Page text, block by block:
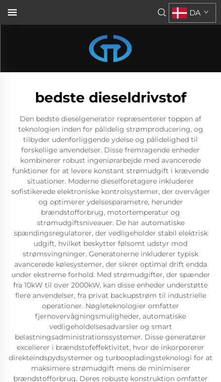
DA
bedste dieseldrivstof
Den bedste dieselgenerator repræsenterer toppen af
teknologien inden for pålidelig strømproducering, og
tilbyder udenforliggende ydelse og pålidelighed til
forskellige anvendelser. Disse fremragende enheder
kombinerer robust ingeniørarbejde med avancerede
funktioner for at levere konstant strømudgift i krævende
situationer. Moderne dieselforetagere inkluderer
sofistikerede elektroniske kontrolsystemer, der overvåger
og optimerer ydelsesparametre, herunder
brændstofforbrug, motortemperatur og
strømudgiftsniveauer. De har automatiske
spændingsregulatorer, der vedligeholder stabil elektrisk
udgift, hvilket beskytter følsomt udstyr mod
strømsvingninger. Generatorerne inkluderer typisk
avancerede kølesystemer, der sikrer optimal drift endda
under ekstreme forhold. Med strømudgifter, der spænder
fra 10kW til over 2000kW, kan disse enheder understøtte
flere anvendelser, fra privat backupstrøm til industrielle
operationer. Nøgleteknologier omfatter
fjernovervågningsmuligheder, automatiske
vedligeholdelsesadvarsler og smart
belastningsadministrationssystemer. Disse generatører
excellerer i brændstofeffektivitet, hvor de inkorporerer
direkteindspydsystemer og turboopladingsteknologi for at
maksimere strømudgift mens de minimiserer
brændstofforbrug. Deres robuste konstruktion omfatter